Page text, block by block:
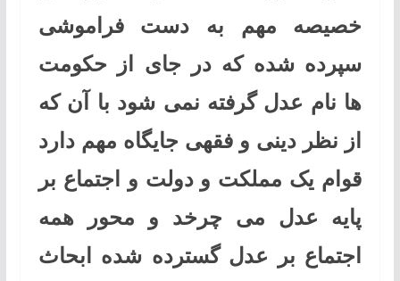
خصیصه مهم به دست فراموشی
سپرده شده که در جای از حکومت
ها نام عدل گرفته نمی شود با آن که
از نظر دینی و فقهی جایگاه مهم دارد
قوام یک مملکت و دولت و اجتماع بر
پایه عدل می چرخد و محور همه
اجتماع بر عدل گسترده شده ابحاث